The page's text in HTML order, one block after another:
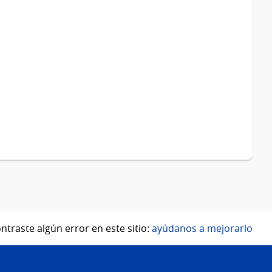
algún error en este sitio: ayúdanos a mejorarlo